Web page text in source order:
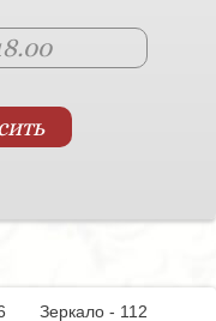
Зеркало - 112